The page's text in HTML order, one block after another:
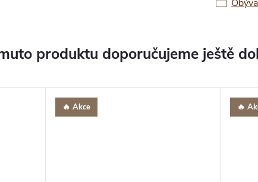
produktu doporučujeme ještě
Akce